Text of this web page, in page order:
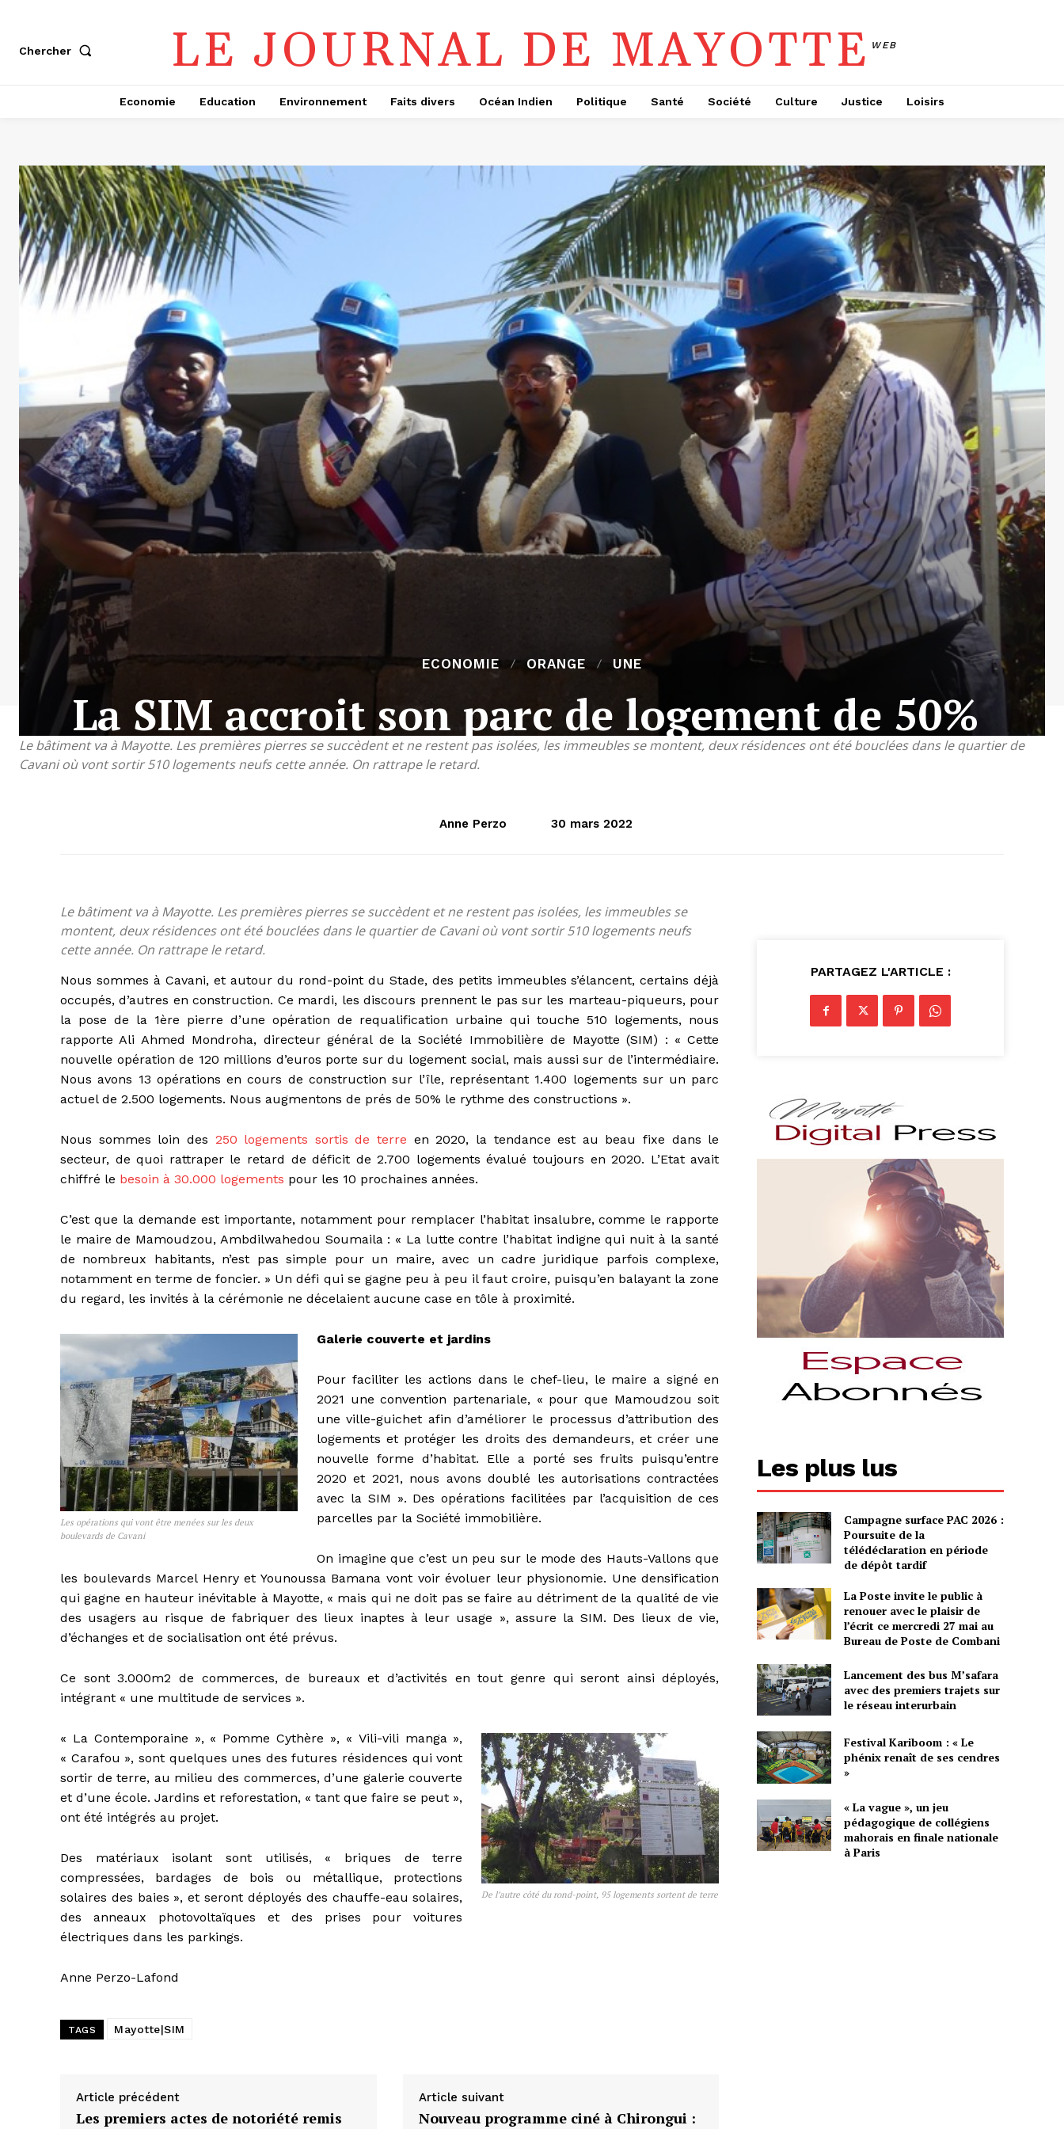
Chercher LE JOURNAL DE MAYOTTE WEB
Economie Education Environnement Faits divers Océan Indien Politique Santé Société Culture Justice Loisirs
Le bâtiment va à Mayotte. Les premières pierres se succèdent et ne restent pas isolées, les immeubles se montent, deux résidences ont été bouclées dans le quartier de
Cavani où vont sortir 510 logements neufs cette année. On rattrape le retard.
ECONOMIE ORANGE UNE
La SIM accroit son parc de logement de 50%
Anne Perzo 30 mars 2022
Le bâtiment va à Mayotte. Les premières pierres se succèdent et ne restent pas isolées, les immeubles se
montent, deux résidences ont été bouclées dans le quartier de Cavani où vont sortir 510 logements neufs
cette année. On rattrape le retard.
Nous sommes à Cavani, et autour du rond-point du Stade, des petits immeubles s’élancent, certains déjà
occupés, d’autres en construction. Ce mardi, les discours prennent le pas sur les marteau-piqueurs, pour
la pose de la 1ère pierre d’une opération de requalification urbaine qui touche 510 logements, nous
rapporte Ali Ahmed Mondroha, directeur général de la Société Immobilière de Mayotte (SIM) : « Cette
nouvelle opération de 120 millions d’euros porte sur du logement social, mais aussi sur de l’intermédiaire.
Nous avons 13 opérations en cours de construction sur l’île, représentant 1.400 logements sur un parc
actuel de 2.500 logements. Nous augmentons de prés de 50% le rythme des constructions ».
Nous sommes loin des 250 logements sortis de terre en 2020, la tendance est au beau fixe dans le
secteur, de quoi rattraper le retard de déficit de 2.700 logements évalué toujours en 2020. L’Etat avait
chiffré le besoin à 30.000 logements pour les 10 prochaines années.
C’est que la demande est importante, notamment pour remplacer l’habitat insalubre, comme le rapporte
le maire de Mamoudzou, Ambdilwahedou Soumaila : « La lutte contre l’habitat indigne qui nuit à la santé
de nombreux habitants, n’est pas simple pour un maire, avec un cadre juridique parfois complexe,
notamment en terme de foncier. » Un défi qui se gagne peu à peu il faut croire, puisqu’en balayant la zone
du regard, les invités à la cérémonie ne décelaient aucune case en tôle à proximité.
Les opérations qui vont être menées sur les deux
boulevards de Cavani
Galerie couverte et jardins
Pour faciliter les actions dans le chef-lieu, le maire a signé en
2021 une convention partenariale, « pour que Mamoudzou soit
une ville-guichet afin d’améliorer le processus d’attribution des
logements et protéger les droits des demandeurs, et créer une
nouvelle forme d’habitat. Elle a porté ses fruits puisqu’entre
2020 et 2021, nous avons doublé les autorisations contractées
avec la SIM ». Des opérations facilitées par l’acquisition de ces
parcelles par la Société immobilière.
On imagine que c’est un peu sur le mode des Hauts-Vallons que
les boulevards Marcel Henry et Younoussa Bamana vont voir évoluer leur physionomie. Une densification
qui gagne en hauteur inévitable à Mayotte, « mais qui ne doit pas se faire au détriment de la qualité de vie
des usagers au risque de fabriquer des lieux inaptes à leur usage », assure la SIM. Des lieux de vie,
d’échanges et de socialisation ont été prévus.
Ce sont 3.000m2 de commerces, de bureaux et d’activités en tout genre qui seront ainsi déployés,
intégrant « une multitude de services ».
De l’autre côté du rond-point, 95 logements sortent de terre
« La Contemporaine », « Pomme Cythère », « Vili-vili manga »,
« Carafou », sont quelques unes des futures résidences qui vont
sortir de terre, au milieu des commerces, d’une galerie couverte
et d’une école. Jardins et reforestation, « tant que faire se peut »,
ont été intégrés au projet.
Des matériaux isolant sont utilisés, « briques de terre
compressées, bardages de bois ou métallique, protections
solaires des baies », et seront déployés des chauffe-eau solaires,
des anneaux photovoltaïques et des prises pour voitures
électriques dans les parkings.
Anne Perzo-Lafond
TAGS Mayotte|SIM
Article précédent
Les premiers actes de notoriété remis
Article suivant
Nouveau programme ciné à Chirongui :
PARTAGEZ L'ARTICLE :
Les plus lus
Campagne surface PAC 2026 :
Poursuite de la
télédéclaration en période
de dépôt tardif
La Poste invite le public à
renouer avec le plaisir de
l’écrit ce mercredi 27 mai au
Bureau de Poste de Combani
Lancement des bus M’safara
avec des premiers trajets sur
le réseau interurbain
Festival Kariboom : « Le
phénix renaît de ses cendres
»
« La vague », un jeu
pédagogique de collégiens
mahorais en finale nationale
à Paris